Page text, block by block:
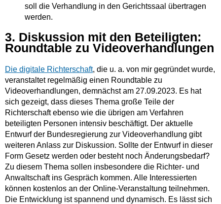
soll die Verhandlung in den Gerichtssaal übertragen
werden.
3. Diskussion mit den Beteiligten:
Roundtable zu Videoverhandlungen
Die digitale Richterschaft, die u. a. von mir gegründet wurde,
veranstaltet regelmäßig einen Roundtable zu
Videoverhandlungen, demnächst am 27.09.2023. Es hat
sich gezeigt, dass dieses Thema große Teile der
Richterschaft ebenso wie die übrigen am Verfahren
beteiligten Personen intensiv beschäftigt. Der aktuelle
Entwurf der Bundesregierung zur Videoverhandlung gibt
weiteren Anlass zur Diskussion. Sollte der Entwurf in dieser
Form Gesetz werden oder besteht noch Änderungsbedarf?
Zu diesem Thema sollen insbesondere die Richter- und
Anwaltschaft ins Gespräch kommen. Alle Interessierten
können kostenlos an der Online-Veranstaltung teilnehmen.
Die Entwicklung ist spannend und dynamisch. Es lässt sich